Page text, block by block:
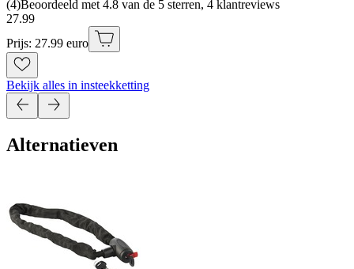
(4)Beoordeeld met 4.8 van de 5 sterren, 4 klantreviews
27.99
Prijs: 27.99 euro
Bekijk alles in insteekketting
Alternatieven